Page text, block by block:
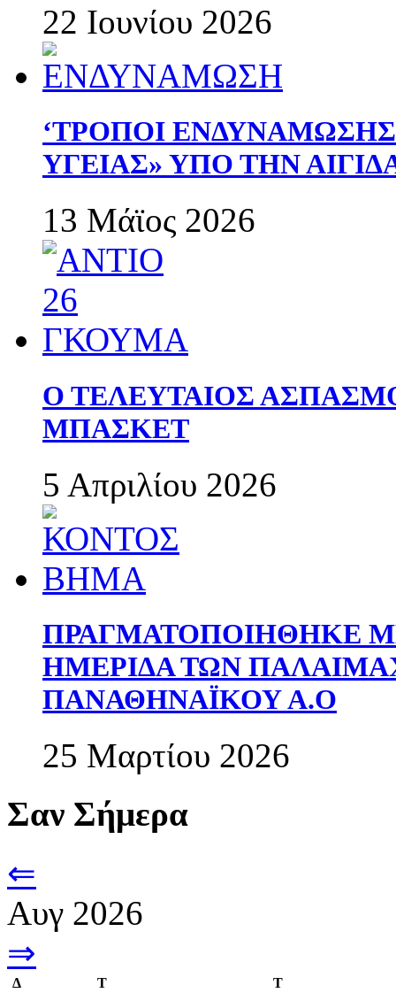
22 Ιουνίου 2026
‘ΤΡΟΠΟΙ
ΥΓΕΙΑΣ» ΥΠΟ ΤΗΝ
13 Μάϊος 2026
Ο ΤΕΛΕΥΤΑΙΟΣ
ΜΠΑΣΚΕΤ
5 Απριλίου 2026
ΠΡΑΓΜΑΤΟΠΟΙΗΘΗΚΕ
ΗΜΕΡΙΔΑ ΤΩΝ
ΠΑΝΑΘΗΝΑΪΚΟΥ Α.Ο
25 Μαρτίου 2026
Σαν Σήμερα
⇐
Αυγ 2026
⇒
Δ Τ Τ